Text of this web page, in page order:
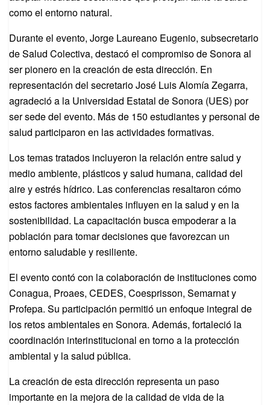
como el entorno natural.
Durante el evento, Jorge Laureano Eugenio, subsecretario
de Salud Colectiva, destacó el compromiso de Sonora al
ser pionero en la creación de esta dirección. En
representación del secretario José Luis Alomía Zegarra,
agradeció a la Universidad Estatal de Sonora (UES) por
ser sede del evento. Más de 150 estudiantes y personal de
salud participaron en las actividades formativas.
Los temas tratados incluyeron la relación entre salud y
medio ambiente, plásticos y salud humana, calidad del
aire y estrés hídrico. Las conferencias resaltaron cómo
estos factores ambientales influyen en la salud y en la
sostenibilidad. La capacitación busca empoderar a la
población para tomar decisiones que favorezcan un
entorno saludable y resiliente.
El evento contó con la colaboración de instituciones como
Conagua, Proaes, CEDES, Coesprisson, Semarnat y
Profepa. Su participación permitió un enfoque integral de
los retos ambientales en Sonora. Además, fortaleció la
coordinación interinstitucional en torno a la protección
ambiental y la salud pública.
La creación de esta dirección representa un paso
importante en la mejora de la calidad de vida de la